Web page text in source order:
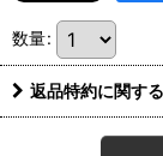
数量:
返品特約に関す